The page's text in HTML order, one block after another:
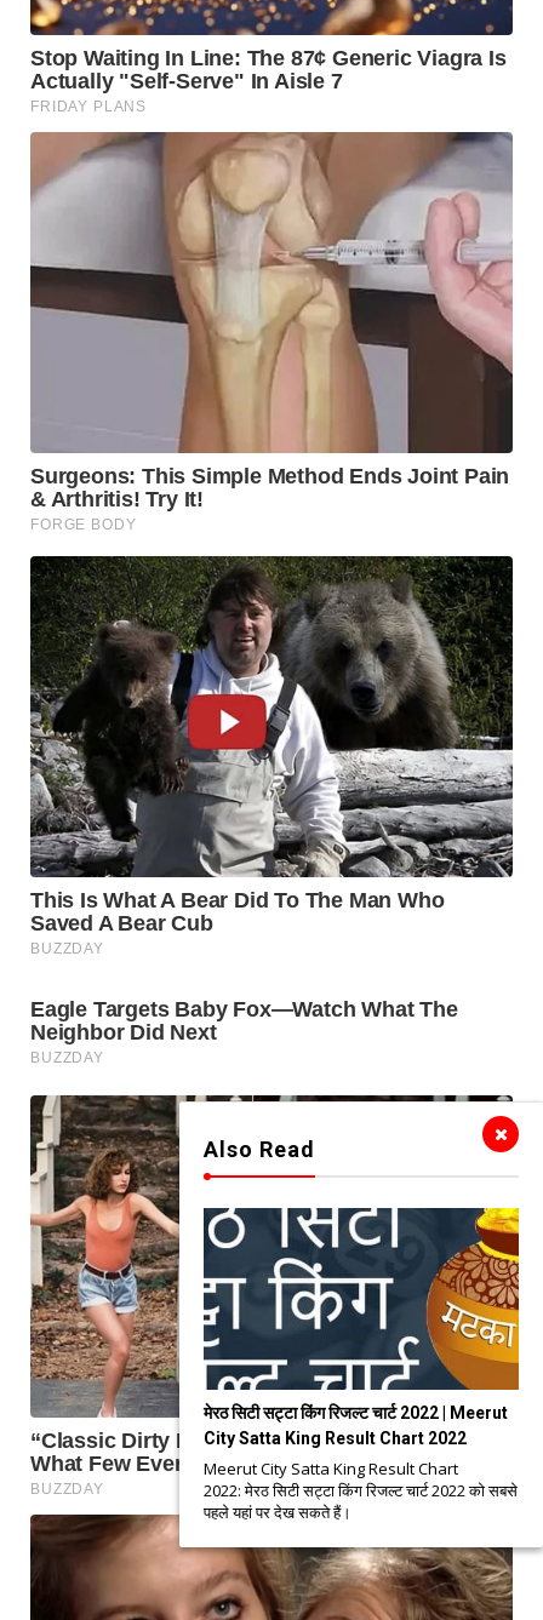
Also Read
मेरठ सिटी सट्टा किंग रिजल्ट चार्ट 2022 | Meerut
City Satta King Result Chart 2022
Meerut City Satta King Result Chart
2022: मेरठ सिटी सट्टा किंग रिजल्ट चार्ट 2022 को सबसे
पहले यहां पर देख सकते हैं।